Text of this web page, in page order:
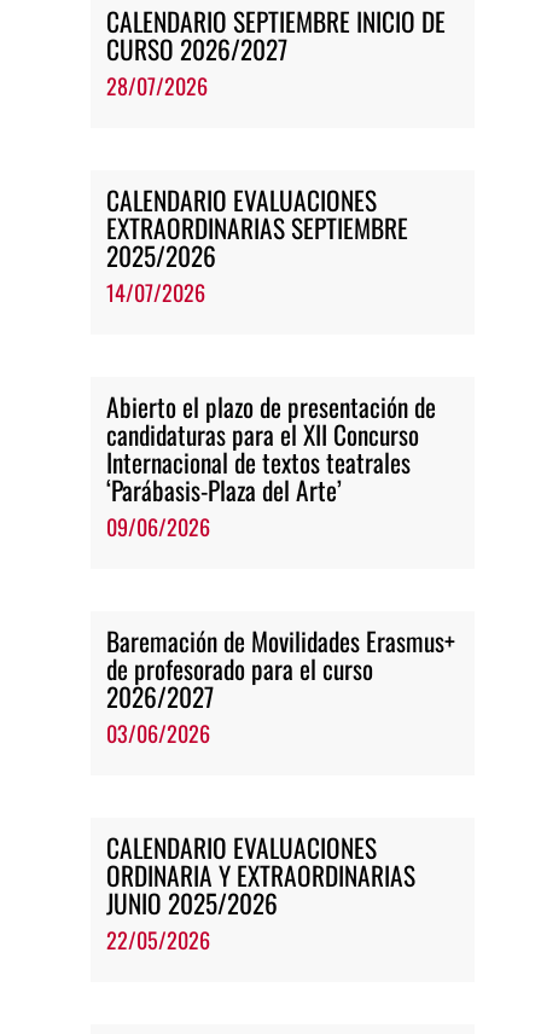
CALENDARIO SEPTIEMBRE INICIO DE
CURSO 2026/2027
28/07/2026
CALENDARIO EVALUACIONES
EXTRAORDINARIAS SEPTIEMBRE
2025/2026
14/07/2026
Abierto el plazo de presentación de
candidaturas para el XII Concurso
Internacional de textos teatrales
‘Parábasis-Plaza del Arte’
09/06/2026
Baremación de Movilidades Erasmus+
de profesorado para el curso
2026/2027
03/06/2026
CALENDARIO EVALUACIONES
ORDINARIA Y EXTRAORDINARIAS
JUNIO 2025/2026
22/05/2026